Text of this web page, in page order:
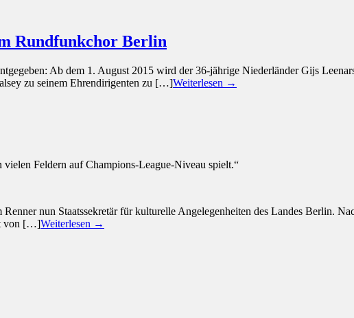
Rundfunkchor Berlin
Ab dem 1. August 2015 wird der 36-jährige Niederländer Gijs
zu seinem Ehrendirigenten zu […]Weiterlesen →
Feldern auf Champions-League-Niveau spielt.“
nun Staatssekretär für kulturelle Angelegenheiten des Landes Berlin.
von […]Weiterlesen →